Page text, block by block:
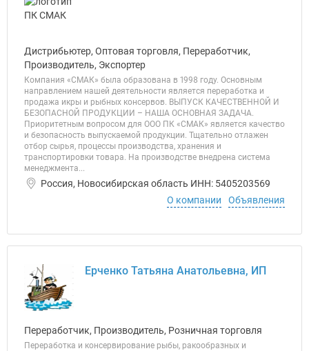
Дистрибьютер, Оптовая торговля, Переработчик,
Производитель, Экспортер
Компания «СМАК» была образована в 1998 году. Основным
направлением нашей деятельности является переработка и
продажа икры и рыбных консервов. ВЫПУСК КАЧЕСТВЕННОЙ И
БЕЗОПАСНОЙ ПРОДУКЦИИ – НАША ОСНОВНАЯ ЗАДАЧА.
Приоритетным вопросом для ООО ПК «СМАК» является качество
и безопасность выпускаемой продукции. Тщательно отлажен
отбор сырья, процессы производства, хранения и
транспортировки товара. На производстве внедрена система
менеджмента...
Россия, Новосибирская область ИНН: 5405203569
О компании
Объявления
Ерченко Татьяна Анатольевна, ИП
Переработчик, Производитель, Розничная торговля
Переработка и консервирование рыбы, ракообразных и